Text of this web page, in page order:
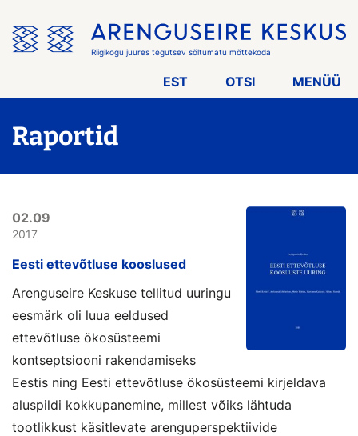
menüü
vahele
Riigikogu juures tegutsev sõltumatu mõttekoda
EST OTSI MENÜÜ
Raportid
02.09
2017
Eesti ettevõtluse kooslused
Arenguseire Keskuse tellitud uuringu
eesmärk oli luua eeldused
ettevõtluse ökosüsteemi
kontseptsiooni rakendamiseks
Eestis ning Eesti ettevõtluse ökosüsteemi kirjeldava
aluspildi kokkupanemine, millest võiks lähtuda
tootlikkust käsitlevate arenguperspektiivide